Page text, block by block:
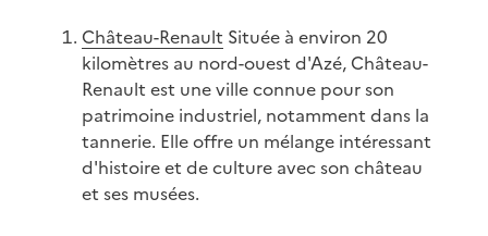
Château-Renault Située à environ 20
kilomètres au nord-ouest d'Azé, Château-
Renault est une ville connue pour son
patrimoine industriel, notamment dans la
tannerie. Elle offre un mélange intéressant
d'histoire et de culture avec son château
et ses musées.